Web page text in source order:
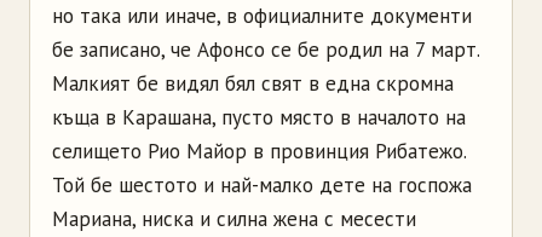
но така или иначе, в официалните документи
бе записано, че Афонсо се бе родил на 7 март.
Малкият бе видял бял свят в една скромна
къща в Карашана, пусто място в началото на
селището Рио Майор в провинция Рибатежо.
Той бе шестото и най-малко дете на госпожа
Мариана, ниска и силна жена с месести